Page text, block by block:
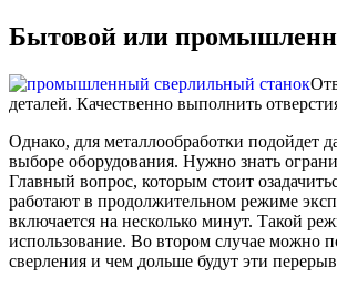
Бытовой или
деталей. Качественно выполнить
Однако, для металлообработки подойдет
выборе оборудования. Нужно знать
Главный вопрос, которым стоит
работают в продолжительном режиме
включается на несколько минут. Такой
использование. Во втором случае можно
сверления и чем дольше будут эти